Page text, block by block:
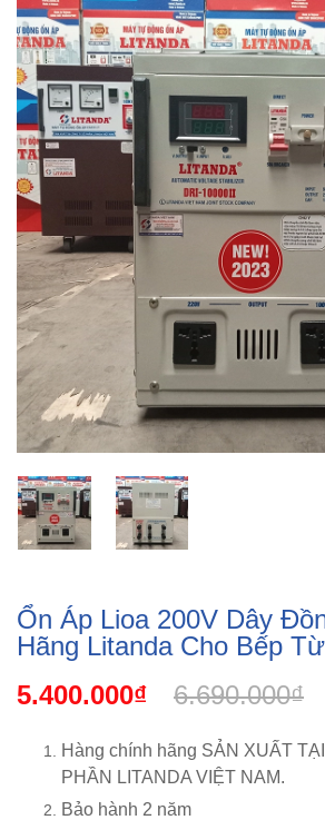
Ổn Áp Lioa 200V Dây
Hãng Litanda Cho Bếp
5.400.000₫
6.690.000₫
Hàng chính hãng SẢN XUẤT
PHẦN LITANDA VIỆT NAM.
Bảo hành 2 năm